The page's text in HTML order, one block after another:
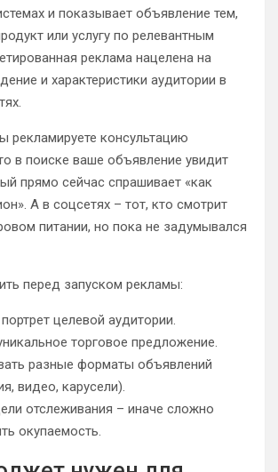
и показывает объявление тем,
или услугу по релевантным
реклама нацелена на
и характеристики аудитории в
рекламируете консультацию
в поиске ваше объявление увидит
прямо сейчас спрашивает «как
А в соцсетях – тот, кто смотрит
питании, но пока не задумывался
перед запуском рекламы:
целевой аудитории.
торговое предложение.
разные форматы объявлений
видео, карусели).
отслеживания – иначе сложно
окупаемость.